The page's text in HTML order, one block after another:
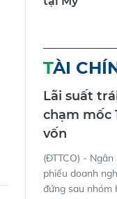
tại Mỹ
TÀI
Lãi suất
chạm mốc
vốn
(ĐTTCO) -
phiếu doanh
đứng sau nhóm